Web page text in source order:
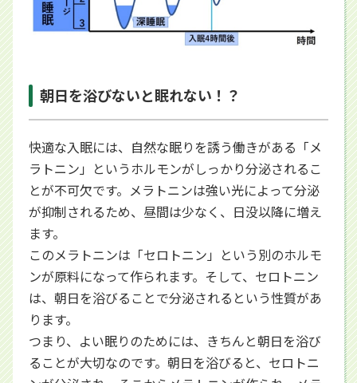
朝日を浴びないと眠れない！？
快適な入眠には、自然な眠りを誘う働きがある「メ
ラトニン」というホルモンがしっかり分泌されるこ
とが不可欠です。メラトニンは強い光によって分泌
が抑制されるため、昼間は少なく、日没以降に増え
ます。
このメラトニンは「セロトニン」という別のホルモ
ンが原料になって作られます。そして、セロトニン
は、朝日を浴びることで分泌されるという性質があ
ります。
つまり、よい眠りのためには、きちんと朝日を浴び
ることが大切なのです。朝日を浴びると、セロトニ